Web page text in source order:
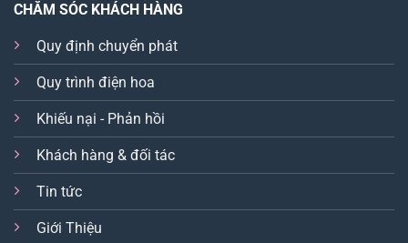
CHĂM SÓC KHÁCH HÀNG
Quy định chuyển phát
Quy trình điện hoa
Khiếu nại - Phản hồi
Khách hàng & đối tác
Tin tức
Giới Thiệu